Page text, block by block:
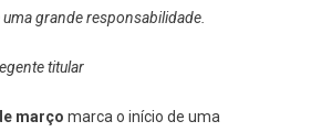
grande responsabilidade.
titular
março marca o início de uma